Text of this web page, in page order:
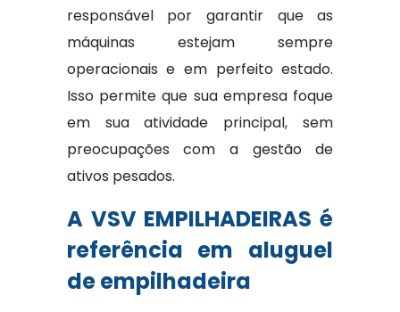
responsável por garantir que as
máquinas estejam sempre
operacionais e em perfeito estado.
Isso permite que sua empresa foque
em sua atividade principal, sem
preocupações com a gestão de
ativos pesados.
A VSV EMPILHADEIRAS é
referência em aluguel
de empilhadeira